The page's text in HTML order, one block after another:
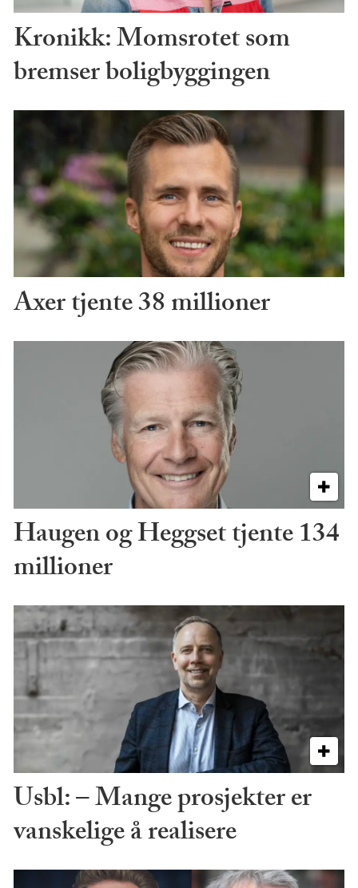
Kronikk: Momsrotet som
bremser boligbyggingen
Axer tjente 38 millioner
Haugen og Heggset tjente 134
millioner
Usbl: – Mange prosjekter er
vanskelige å realisere